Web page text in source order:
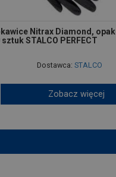
Nitrax Diamond,
sztuk STALCO PERFECT
Dostawca:STALCO
Zobacz więcej